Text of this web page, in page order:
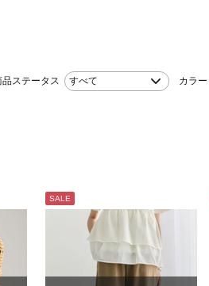
品ステータス すべて カラー
SALE